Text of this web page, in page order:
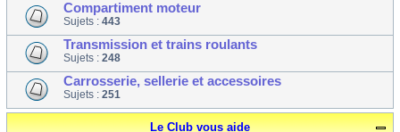
Compartiment moteur
Sujets : 443
Transmission et trains roulants
Sujets : 248
Carrosserie, sellerie et accessoires
Sujets : 251
Le Club vous aide